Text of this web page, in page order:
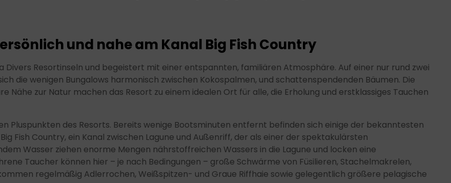
und nahe am Kanal Big Fish Country
Divers Resortinseln und begeistert mit einer entspannten, familiären Atmosphäre. Auf einer nur rund zwei
die wenigen Bungalows harmonisch zwischen Kokospalmen, und schattenspendenden Bäumen. Die
Nähe zur Natur machen das Resort zu einem idealen Ort für alle, die Erholung und erstklassiges Tauchen
Pluspunkten des Resorts. Bereits wenige Bootsminuten entfernt befinden sich einige der bekanntesten
Fish Country, ein Kanal zwischen Lagune und Außenriff, der als einer der spektakulärsten
Wasser ziehen enorme Mengen nährstoffreichen Wassers in die Lagune und locken eine
Taucher können hier – je nach Bedingungen – große Schwärme von Füsilieren, Stachelmakrelen,
regelmäßig Adlerrochen, Weißspitzen- und Graue Riffhaie sowie gelegentlich größere pelagische